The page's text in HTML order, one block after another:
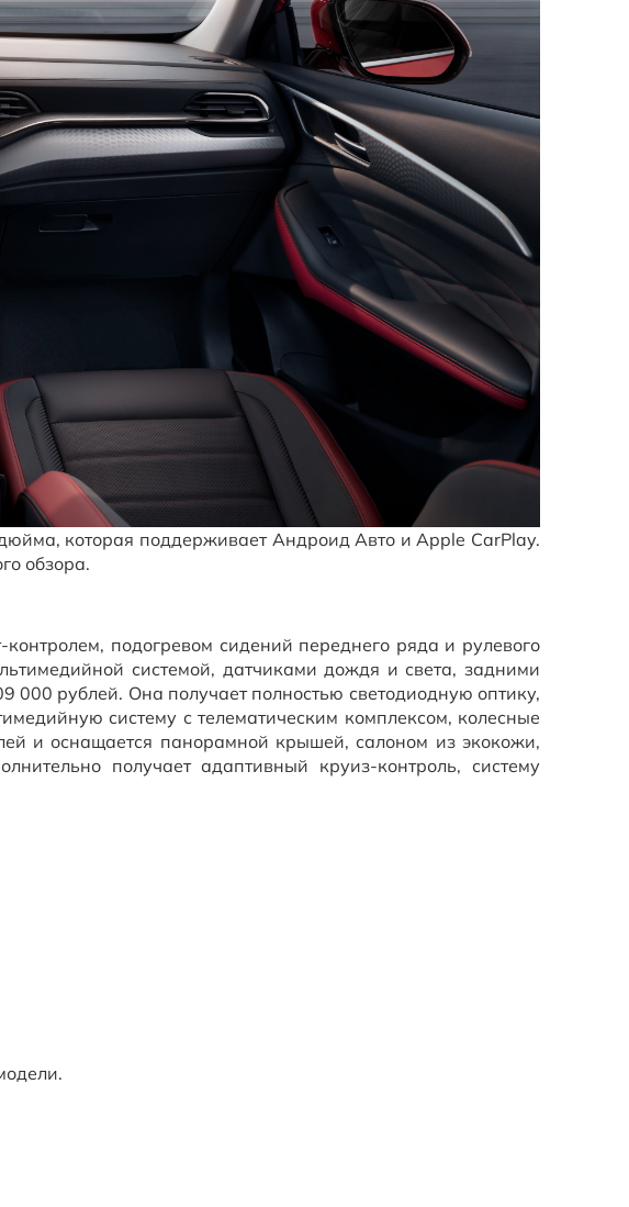
которая поддерживает Андроид Авто и Apple CarPlay.
обзора.
подогревом сидений переднего ряда и рулевого
системой, датчиками дождя и света, задними
рублей. Она получает полностью светодиодную оптику,
систему с телематическим комплексом, колесные
и оснащается панорамной крышей, салоном из экокожи,
получает адаптивный круиз-контроль, систему